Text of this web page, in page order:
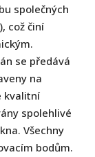
společných
což činí
se předává
na
kvalitní
spolehlivé
Všechny
bodům.